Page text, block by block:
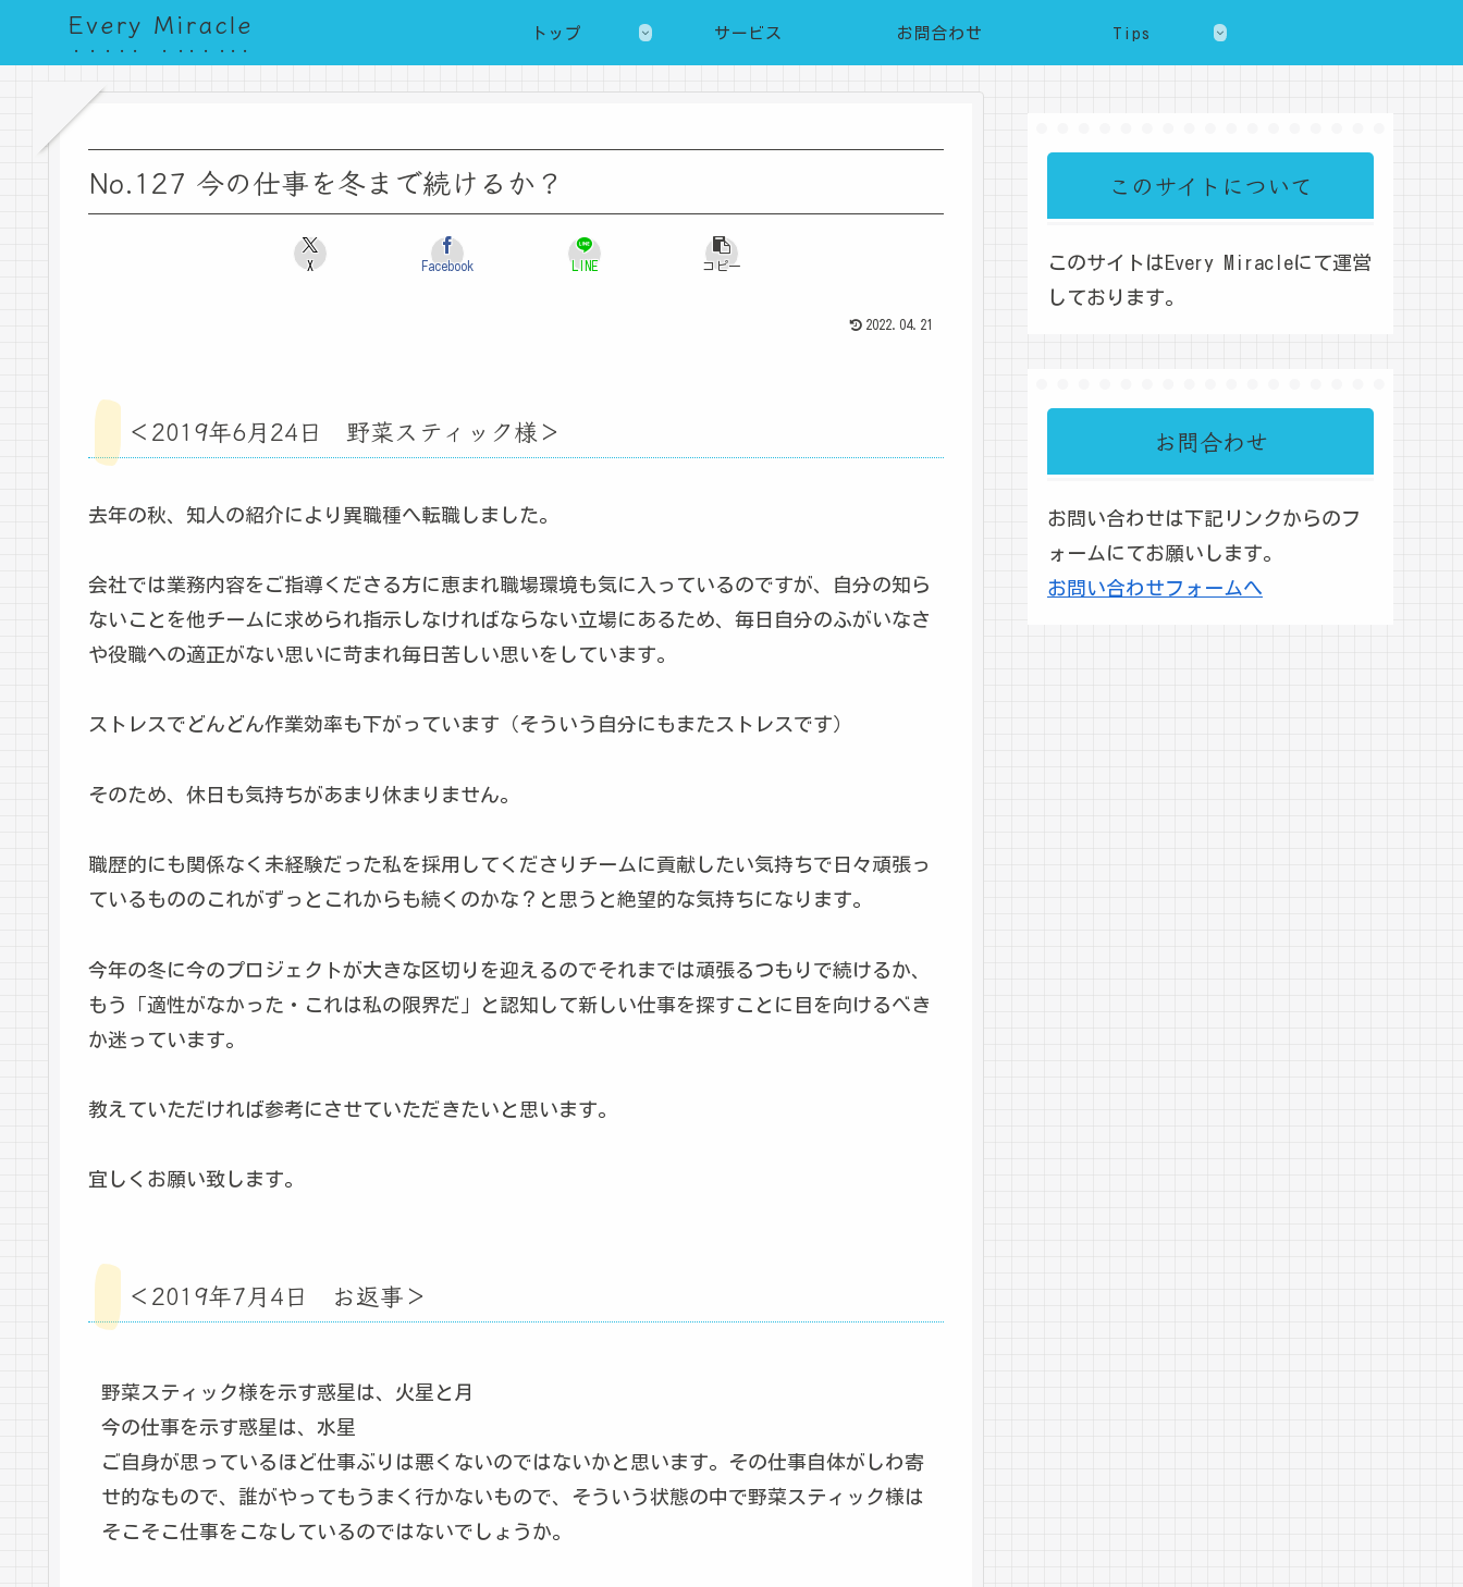
Every Miracle トップ サービス お問合わせ Tips
No.127 今の仕事を冬まで続けるか？
X Facebook LINE コピー
2022.04.21
＜2019年6月24日 野菜スティック様＞
去年の秋、知人の紹介により異職種へ転職しました。
会社では業務内容をご指導くださる方に恵まれ職場環境も気に入っているのですが、自分の知ら
ないことを他チームに求められ指示しなければならない立場にあるため、毎日自分のふがいなさ
や役職への適正がない思いに苛まれ毎日苦しい思いをしています。
ストレスでどんどん作業効率も下がっています（そういう自分にもまたストレスです）
そのため、休日も気持ちがあまり休まりません。
職歴的にも関係なく未経験だった私を採用してくださりチームに貢献したい気持ちで日々頑張っ
ているもののこれがずっとこれからも続くのかな？と思うと絶望的な気持ちになります。
今年の冬に今のプロジェクトが大きな区切りを迎えるのでそれまでは頑張るつもりで続けるか、
もう「適性がなかった・これは私の限界だ」と認知して新しい仕事を探すことに目を向けるべき
か迷っています。
教えていただければ参考にさせていただきたいと思います。
宜しくお願い致します。
＜2019年7月4日 お返事＞
野菜スティック様を示す惑星は、火星と月
今の仕事を示す惑星は、水星
ご自身が思っているほど仕事ぶりは悪くないのではないかと思います。その仕事自体がしわ寄
せ的なもので、誰がやってもうまく行かないもので、そういう状態の中で野菜スティック様は
そこそこ仕事をこなしているのではないでしょうか。
このサイトについて
このサイトはEvery Miracleにて運営
しております。
お問合わせ
お問い合わせは下記リンクからのフ
ォームにてお願いします。
お問い合わせフォームへ